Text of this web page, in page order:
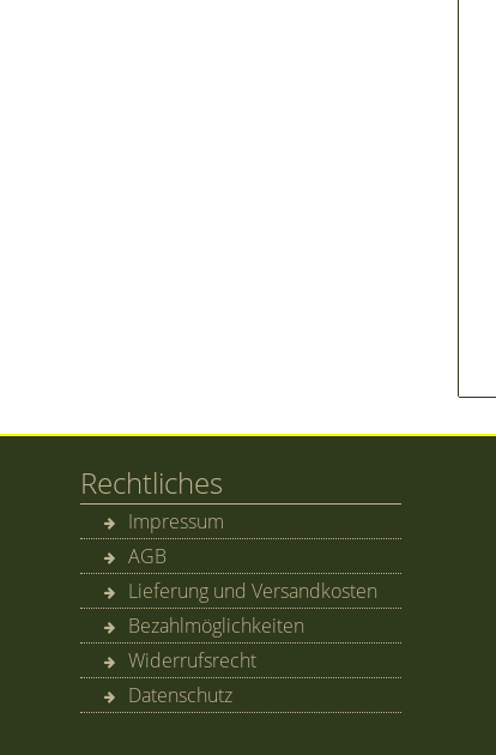
Rechtliches
Impressum
AGB
Lieferung und Versandkosten
Bezahlmöglichkeiten
Widerrufsrecht
Datenschutz